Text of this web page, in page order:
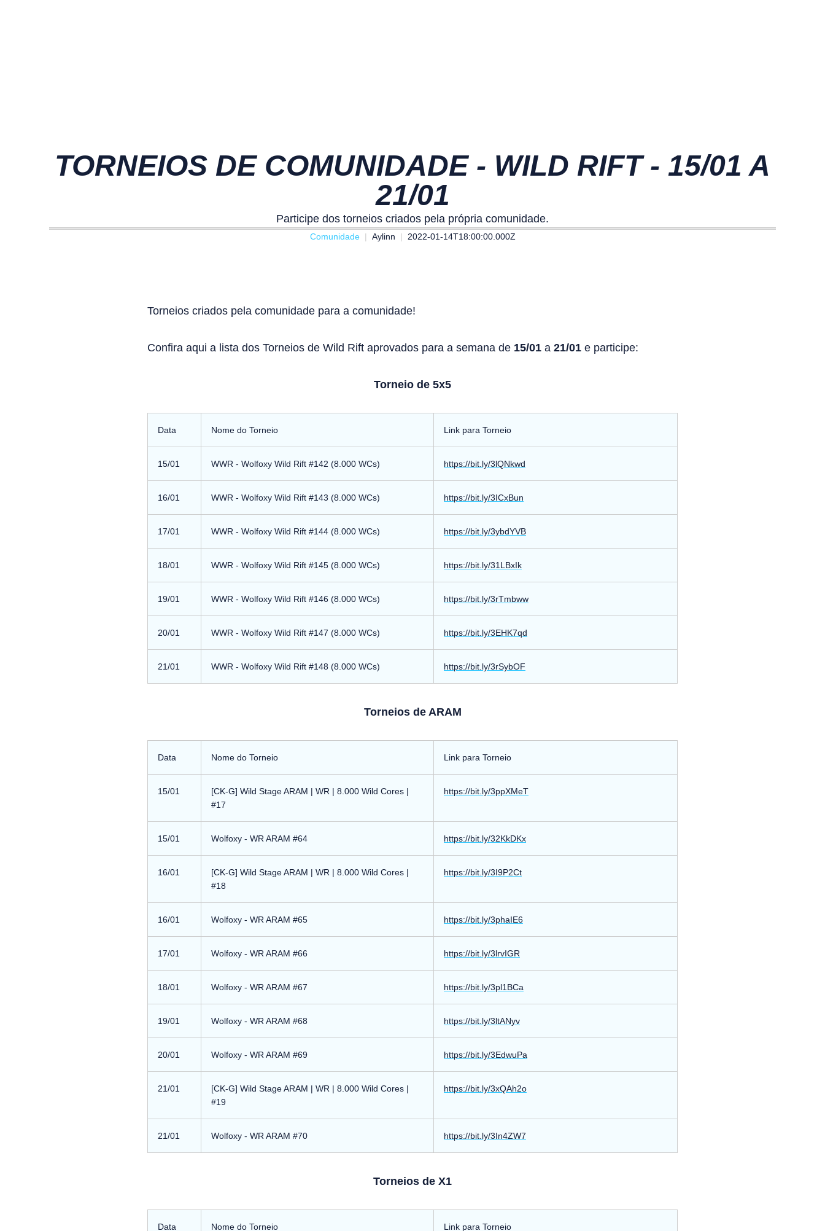
TORNEIOS DE COMUNIDADE - WILD RIFT - 15/01 A
21/01
Participe dos torneios criados pela própria comunidade.
Comunidade Aylinn 2022-01-14T18:00:00.000Z
Torneios criados pela comunidade para a comunidade!
Confira aqui a lista dos Torneios de Wild Rift aprovados para a semana de 15/01 a 21/01 e participe:
Torneio de 5x5
Data Nome do Torneio Link para Torneio
15/01 WWR - Wolfoxy Wild Rift #142 (8.000 WCs) https://bit.ly/3lQNkwd
16/01 WWR - Wolfoxy Wild Rift #143 (8.000 WCs) https://bit.ly/3ICxBun
17/01 WWR - Wolfoxy Wild Rift #144 (8.000 WCs) https://bit.ly/3ybdYVB
18/01 WWR - Wolfoxy Wild Rift #145 (8.000 WCs) https://bit.ly/31LBxIk
19/01 WWR - Wolfoxy Wild Rift #146 (8.000 WCs) https://bit.ly/3rTmbww
20/01 WWR - Wolfoxy Wild Rift #147 (8.000 WCs) https://bit.ly/3EHK7qd
21/01 WWR - Wolfoxy Wild Rift #148 (8.000 WCs) https://bit.ly/3rSybOF
Torneios de ARAM
Data Nome do Torneio Link para Torneio
15/01
[CK-G] Wild Stage ARAM | WR | 8.000 Wild Cores |
#17
https://bit.ly/3ppXMeT
15/01 Wolfoxy - WR ARAM #64 https://bit.ly/32KkDKx
16/01
[CK-G] Wild Stage ARAM | WR | 8.000 Wild Cores |
#18
https://bit.ly/3I9P2Ct
16/01 Wolfoxy - WR ARAM #65 https://bit.ly/3phaIE6
17/01 Wolfoxy - WR ARAM #66 https://bit.ly/3lrvIGR
18/01 Wolfoxy - WR ARAM #67 https://bit.ly/3pl1BCa
19/01 Wolfoxy - WR ARAM #68 https://bit.ly/3ltANyv
20/01 Wolfoxy - WR ARAM #69 https://bit.ly/3EdwuPa
21/01
[CK-G] Wild Stage ARAM | WR | 8.000 Wild Cores |
#19
https://bit.ly/3xQAh2o
21/01 Wolfoxy - WR ARAM #70 https://bit.ly/3In4ZW7
Torneios de X1
Data Nome do Torneio Link para Torneio